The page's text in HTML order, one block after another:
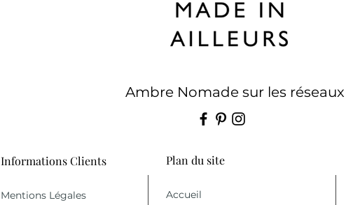
Ambre Nomade sur les réseaux
Informations Clients
Mentions Légales
Plan du site
Accueil